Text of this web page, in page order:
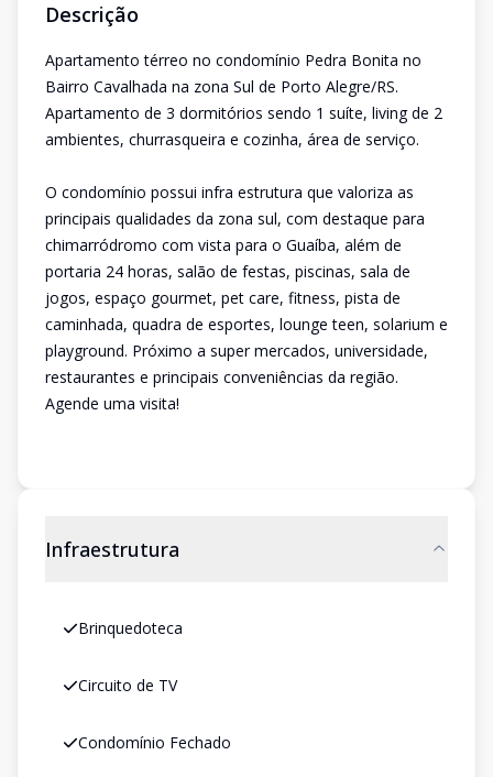
Descrição
Apartamento térreo no condomínio Pedra Bonita no
Bairro Cavalhada na zona Sul de Porto Alegre/RS.
Apartamento de 3 dormitórios sendo 1 suíte, living de 2
ambientes, churrasqueira e cozinha, área de serviço.
O condomínio possui infra estrutura que valoriza as
principais qualidades da zona sul, com destaque para
chimarródromo com vista para o Guaíba, além de
portaria 24 horas, salão de festas, piscinas, sala de
jogos, espaço gourmet, pet care, fitness, pista de
caminhada, quadra de esportes, lounge teen, solarium e
playground. Próximo a super mercados, universidade,
restaurantes e principais conveniências da região.
Agende uma visita!
Infraestrutura
Brinquedoteca
Circuito de TV
Condomínio Fechado